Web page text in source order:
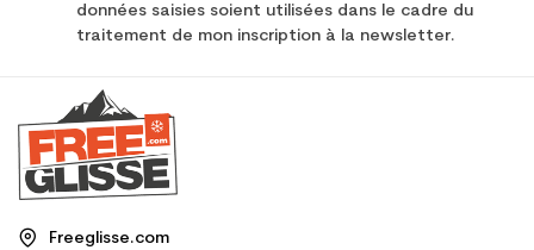
données saisies soient utilisées dans le cadre du
traitement de mon inscription à la newsletter.
Freeglisse.com